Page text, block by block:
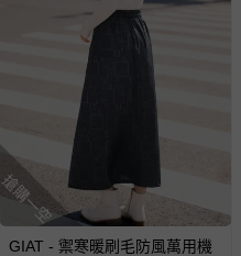
搶購一空
GIAT - 禦寒暖刷毛防風萬用機